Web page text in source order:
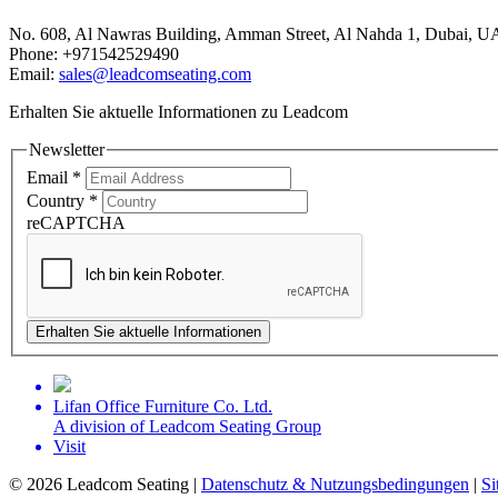
No. 608, Al Nawras Building, Amman Street, Al Nahda 1, Dubai,
Phone: +971542529490
Email: sales@leadcomseating.com
Erhalten Sie aktuelle Informationen zu Leadcom
Newsletter
Email *
Country *
reCAPTCHA
Erhalten Sie aktuelle Informationen
Lifan Office Furniture Co. Ltd.
A division of Leadcom Seating Group
Visit
© 2026 Leadcom Seating | Datenschutz & Nutzungsbedingungen |